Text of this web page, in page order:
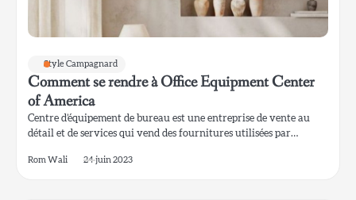
Style Campagnard
Comment se rendre à Office Equipment Center
of America
Centre d’équipement de bureau est une entreprise de vente au
détail et de services qui vend des fournitures utilisées par…
Rom Wali 24 juin 2023